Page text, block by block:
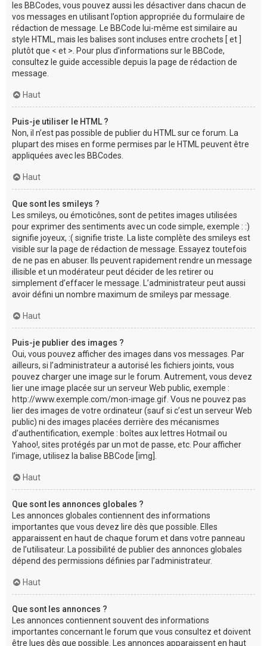
les BBCodes, vous pouvez aussi les désactiver dans chacun de
vos messages en utilisant l’option appropriée du formulaire de
rédaction de message. Le BBCode lui-même est similaire au
style HTML, mais les balises sont incluses entre crochets [ et ]
plutôt que < et >. Pour plus d’informations sur le BBCode,
consultez le guide accessible depuis la page de rédaction de
message.
Haut
Puis-je utiliser le HTML ?
Non, il n’est pas possible de publier du HTML sur ce forum. La
plupart des mises en forme permises par le HTML peuvent être
appliquées avec les BBCodes.
Haut
Que sont les smileys ?
Les smileys, ou émoticônes, sont de petites images utilisées
pour exprimer des sentiments avec un code simple, exemple : :)
signifie joyeux, :( signifie triste. La liste complète des smileys est
visible sur la page de rédaction de message. Essayez toutefois
de ne pas en abuser. Ils peuvent rapidement rendre un message
illisible et un modérateur peut décider de les retirer ou
simplement d’effacer le message. L’administrateur peut aussi
avoir défini un nombre maximum de smileys par message.
Haut
Puis-je publier des images ?
Oui, vous pouvez afficher des images dans vos messages. Par
ailleurs, si l’administrateur a autorisé les fichiers joints, vous
pouvez charger une image sur le forum. Autrement, vous devez
lier une image placée sur un serveur Web public, exemple :
http://www.exemple.com/mon-image.gif. Vous ne pouvez pas
lier des images de votre ordinateur (sauf si c’est un serveur Web
public) ni des images placées derrière des mécanismes
d’authentification, exemple : boîtes aux lettres Hotmail ou
Yahoo!, sites protégés par un mot de passe, etc. Pour afficher
l’image, utilisez la balise BBCode [img].
Haut
Que sont les annonces globales ?
Les annonces globales contiennent des informations
importantes que vous devez lire dès que possible. Elles
apparaissent en haut de chaque forum et dans votre panneau
de l’utilisateur. La possibilité de publier des annonces globales
dépend des permissions définies par l’administrateur.
Haut
Que sont les annonces ?
Les annonces contiennent souvent des informations
importantes concernant le forum que vous consultez et doivent
être lues dès que possible. Les annonces apparaissent en haut